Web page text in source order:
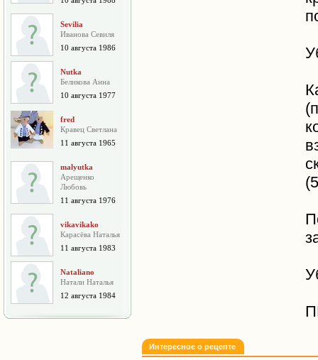
Sevilia
Иванова Севиля
10 августа 1986
Nutka
Беликова Анна
10 августа 1977
fred
Кравец Светлана
11 августа 1965
malyutka
Арещенко
Любовь
11 августа 1976
vikavikako
Карасёва Наталья
11 августа 1983
Nataliano
Натали Наталья
12 августа 1984
Интересное о рецепте